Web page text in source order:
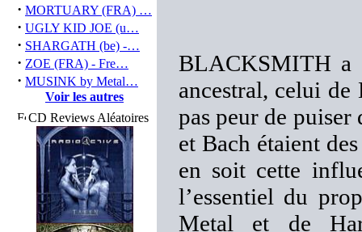
· MORTUARY (FRA) …
· UGLY KID JOE (u…
· SHARGATH (be) -…
· ZOE (FRA) - Fre…
· MUSINK by Metal…
Voir les autres
CD Reviews Aléatoires
BLACKSMITH a
ancestral, celui
pas peur de puiser
et Bach étaient
en soit cette
l’essentiel du
Metal et de